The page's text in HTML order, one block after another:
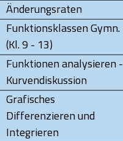
Änderungsraten
Funktionsklassen Gymn.
(Kl. 9 - 13)
Funktionen analysieren -
Kurvendiskussion
Grafisches
Differenzieren und
Integrieren